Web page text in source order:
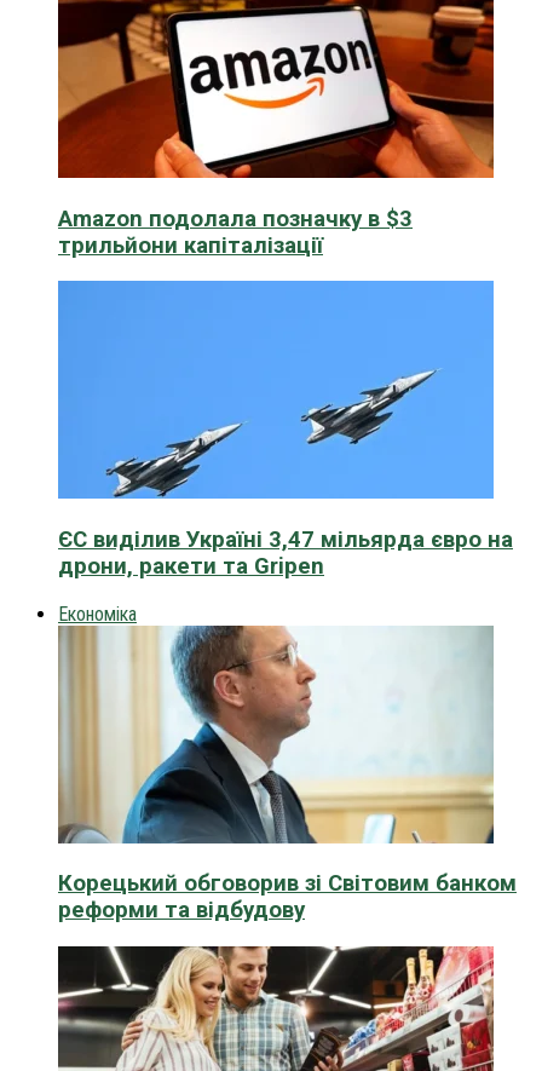
Amazon подолала позначку в $3
трильйони капіталізації
ЄС виділив Україні 3,47 мільярда євро на
дрони, ракети та Gripen
Економіка
Корецький обговорив зі Світовим банком
реформи та відбудову